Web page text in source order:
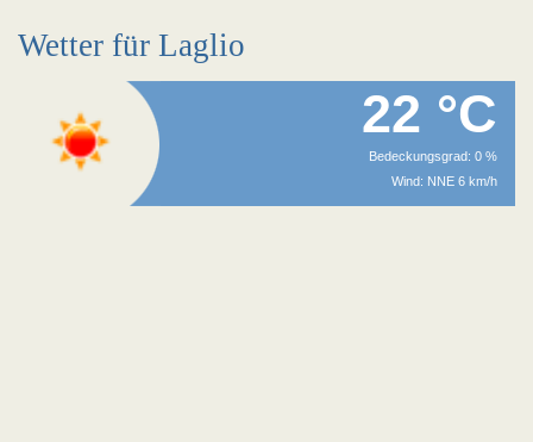
Wetter für Laglio
22 °C
Bedeckungsgrad: 0 %
Wind: NNE 6 km/h